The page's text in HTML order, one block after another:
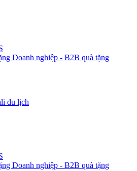
Doanh nghiệp - B2B quà tặng
Doanh nghiệp - B2B quà tặng